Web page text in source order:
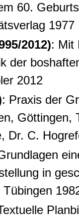
60.
1977
2012): Mit
der
2012
: Praxis der
Göttingen,
Dr. C.
in